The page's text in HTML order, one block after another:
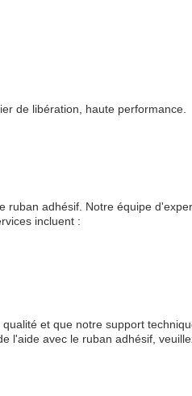
de libération, haute performance.
ruban adhésif. Notre équipe
incluent :
et que notre support
l'aide avec le ruban adhésif,